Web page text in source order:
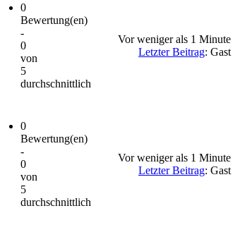
0
Bewertung(en)
-
0
von
5
durchschnittlich
Vor weniger als 1 Minute
Letzter Beitrag: Gast
0
Bewertung(en)
-
0
von
5
durchschnittlich
Vor weniger als 1 Minute
Letzter Beitrag: Gast